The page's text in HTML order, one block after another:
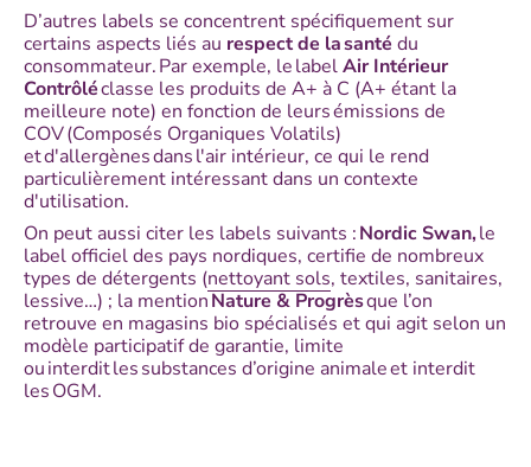
D’autres labels se concentrent spécifiquement sur
certains aspects liés au respect de la santé du
consommateur. Par exemple, le labelAir Intérieur
Contrôléclasse les produits de A+ à C (A+ étant la
meilleure note) en fonction de leurs émissions de
COV (Composés Organiques Volatils)
et d'allergènes dans l'air intérieur, ce qui le rend
particulièrement intéressant dans un contexte
d'utilisation.
On peut aussi citer les labels suivants :Nordic Swan,le
label officiel des pays nordiques, certifie de nombreux
types de détergents (nettoyant sols, textiles, sanitaires,
lessive…) ; la mentionNature & Progrèsque l’on
retrouve en magasins bio spécialisés et qui agit selon un
modèle participatif de garantie, limite
ou interdit les substances d’origine animale et interdit
les OGM.